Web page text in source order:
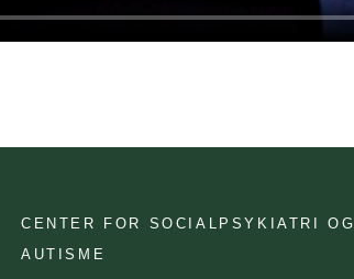
CENTER FOR SOCIALPSYKIATRI OG
AUTISME